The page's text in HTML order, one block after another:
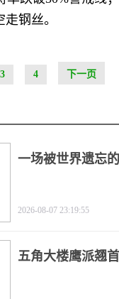
钢丝。
3 4 下一页
一场被世界遗忘
2026-08-07 23:19:55
五角大楼鹰派翘